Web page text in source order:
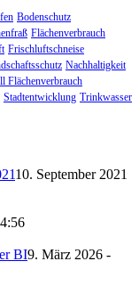
Bodenschutz
Flächenverbrauch
Frischluftschneise
Nachhaltigkeit
Flächenverbrauch
Stadtentwicklung Trinkwasser
10. September 2021
BI9. März 2026 -